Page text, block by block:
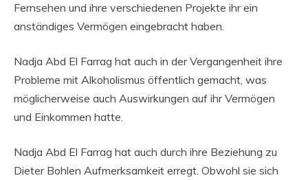
Fernsehen und ihre verschiedenen Projekte ihr ein
anständiges Vermögen eingebracht haben.
Nadja Abd El Farrag hat auch in der Vergangenheit ihre
Probleme mit Alkoholismus öffentlich gemacht, was
möglicherweise auch Auswirkungen auf ihr Vermögen
und Einkommen hatte.
Nadja Abd El Farrag hat auch durch ihre Beziehung zu
Dieter Bohlen Aufmerksamkeit erregt. Obwohl sie sich